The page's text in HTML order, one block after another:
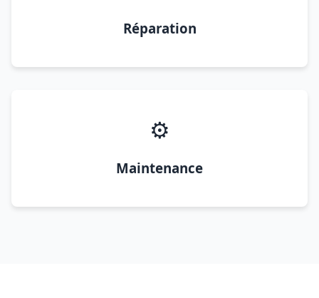
Réparation
⚙️
Maintenance